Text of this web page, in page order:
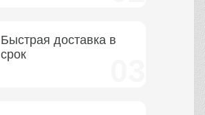
Быстрая доставка в
срок